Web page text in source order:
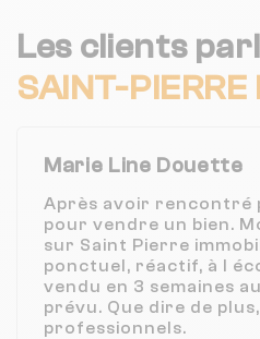
Les clients
SAINT-
Marie Line Douette
Après avoir rencontré
pour vendre un bien.
sur Saint Pierre
ponctuel, réactif, à l
vendu en 3 semaines
prévu. Que dire de
professionnels.